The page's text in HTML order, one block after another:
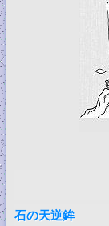
石の天逆鉾